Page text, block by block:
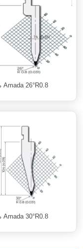
Amada 26°R0.8
Amada 30°R0.8